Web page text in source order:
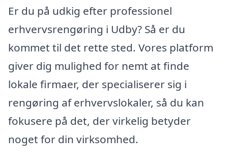
Er du på udkig efter professionel
erhvervsrengøring i Udby? Så er du
kommet til det rette sted. Vores platform
giver dig mulighed for nemt at finde
lokale firmaer, der specialiserer sig i
rengøring af erhvervslokaler, så du kan
fokusere på det, der virkelig betyder
noget for din virksomhed.